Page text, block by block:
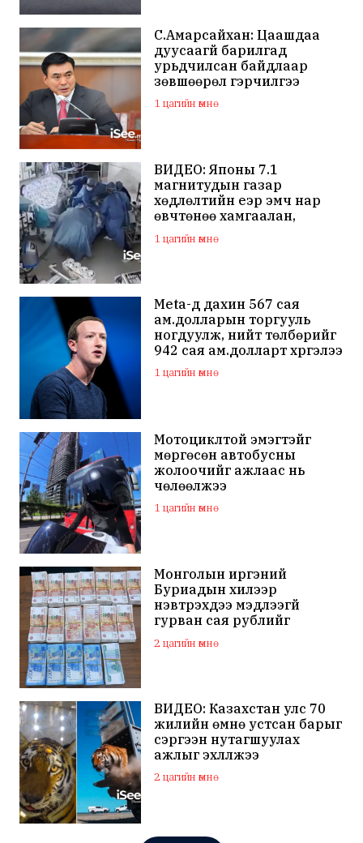
С.Амарсайхан: Цаашдаа
дуусаагүй барилгад
урьдчилсан байдлаар
зөвшөөрөл гэрчилгээ
олгохгүй байхаар зохион
байгуулалт хийж
1 цагийн өмнө
ВИДЕО: Японы 7.1
магнитудын газар
хөдлөлтийн үеэр эмч нар
өвчтөнөө хамгаалан,
хагалгаагаа үргэлжлүүлжээ
1 цагийн өмнө
Meta-д дахин 567 сая
ам.долларын торгууль
ногдуулж, нийт төлбөрийг
942 сая ам.долларт хүргэлээ
1 цагийн өмнө
Мотоциклтой эмэгтэйг
мөргөсөн автобусны
жолоочийг ажлаас нь
чөлөөлжээ
1 цагийн өмнө
Монголын иргэний
Буриадын хилээр
нэвтрэхдээ мэдүүлээгүй
гурван сая рублийг
хураажээ
2 цагийн өмнө
ВИДЕО: Казахстан улс 70
жилийн өмнө устсан барыг
сэргээн нутагшуулах
ажлыг эхлүүлжээ
2 цагийн өмнө